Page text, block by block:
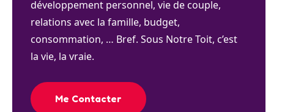
développement personnel, vie de couple,
relations avec la famille, budget,
consommation, … Bref. Sous Notre Toit, c’est
la vie, la vraie.
Me Contacter